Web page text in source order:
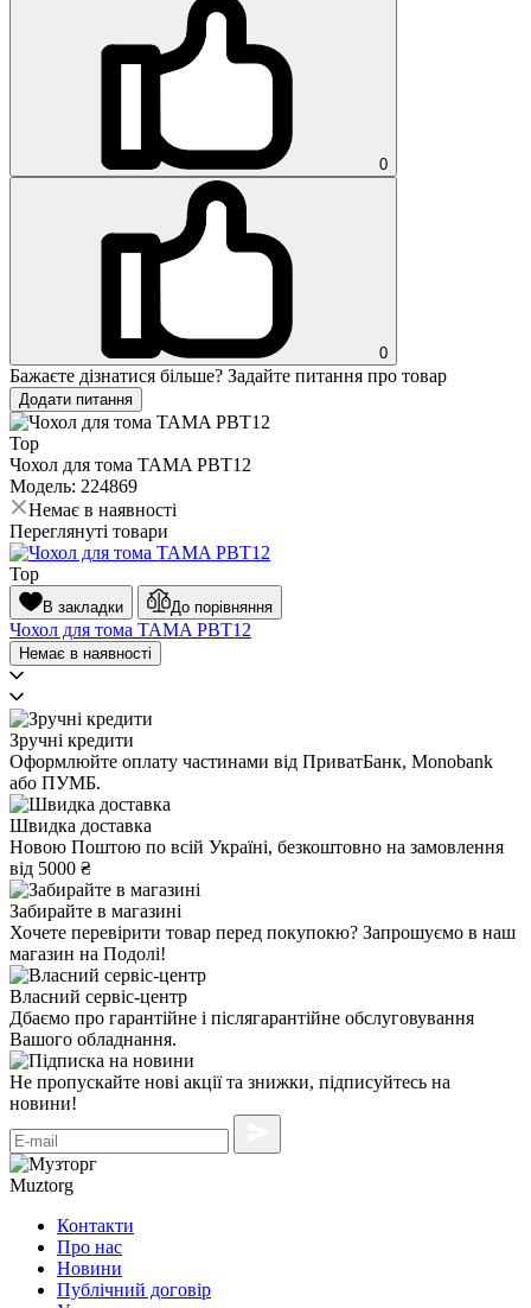
0
0
Бажаєте дізнатися більше? Задайте питання про товар
Додати питання
Top
Чохол для тома TAMA PBT12
Модель: 224869
Немає в наявності
Переглянуті товари
Top
В закладки До порівняння
Чохол для тома TAMA PBT12
Немає в наявності
Зручні кредити
Оформлюйте оплату частинами від ПриватБанк, Monobank
або ПУМБ.
Швидка доставка
Новою Поштою по всій Україні, безкоштовно на замовлення
від 5000 ₴
Забирайте в магазині
Хочете перевірити товар перед покупокю? Запрошуємо в наш
магазин на Подолі!
Власний сервіс-центр
Дбаємо про гарантійне і післягарантійне обслуговування
Вашого обладнання.
Не пропускайте нові акції та знижки, підписуйтесь на
новини!
Muztorg
Контакти
Про нас
Новини
Публічний договір